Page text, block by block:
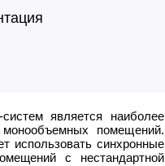
является наиболее
помещений.
использовать синхронные
с нестандартной